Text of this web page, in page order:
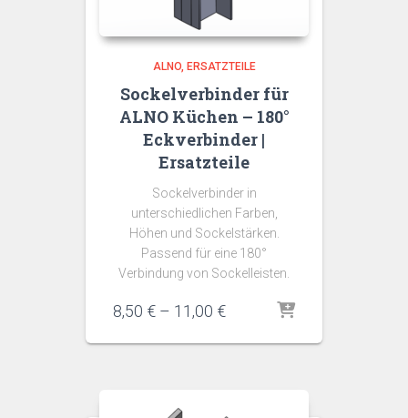
ALNO ERSATZTEILE
Sockelverbinder für
ALNO Küchen – 180°
Eckverbinder |
Ersatzteile
Sockelverbinder in
unterschiedlichen Farben,
Höhen und Sockelstärken.
Passend für eine 180°
Verbindung von Sockelleisten.
8,50 € – 11,00 €Preisspanne:
bis